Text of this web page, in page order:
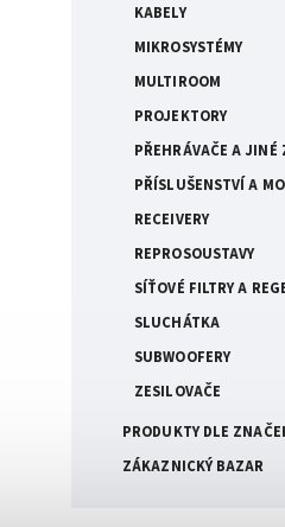
KABELY
MIKROSYSTÉMY
MULTIROOM
PROJEKTORY
PŘEHRÁVAČE A JINÉ
PŘÍSLUŠENSTVÍ A
RECEIVERY
REPROSOUSTAVY
SÍŤOVÉ FILTRY A
SLUCHÁTKA
SUBWOOFERY
ZESILOVAČE
PRODUKTY DLE
ZÁKAZNICKÝ BAZAR